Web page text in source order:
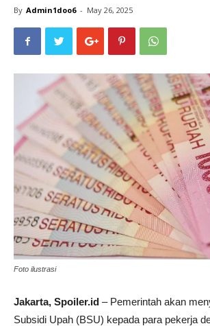
By Admin1doo6 - May 26, 2025
Foto ilustrasi
Jakarta, Spoiler.id – Pemerintah akan
Subsidi Upah (BSU) kepada para pekerja